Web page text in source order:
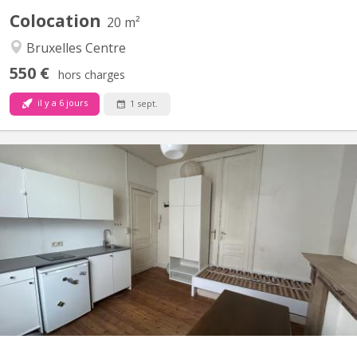
Colocation 20 m²
Bruxelles Centre
550 € hors charges
il y a 6 jours 1 sept.
• Disponible à partir du 1er septembre 2026 JUSQUE FIN FEVRIER
2027. Chambre situé au Rez de chaussée à l’avant du bâtiment,
meublée. La chambre dispose d’une cuisine privative équipée de
plaques de cuisson et d’un réfrigérateur. Il y a 2 salles de bains
avec douche, lavabo et toilette commune à...